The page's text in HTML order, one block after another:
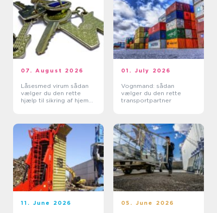
07. August 2026
Låsesmed virum sådan
vælger du den rette
hjælp til sikring af hjem
01. July 2026
Vognmand: sådan
vælger du den rette
transportpartner
11. June 2026 05. June 2026